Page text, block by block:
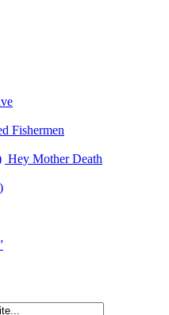
Fishermen
Hey Mother Death